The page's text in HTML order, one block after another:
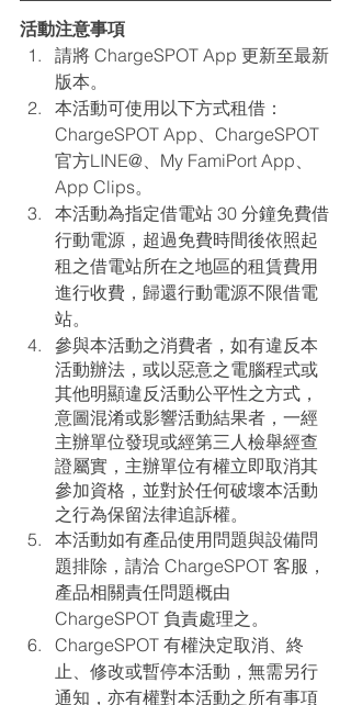
活動注意事項
請將 ChargeSPOT App 更新至最新
版本。
本活動可使用以下方式租借：
ChargeSPOT App、ChargeSPOT
官方LINE@、My FamiPort App、
App Clips。
本活動為指定借電站 30 分鐘免費借
行動電源，超過免費時間後依照起
租之借電站所在之地區的租賃費用
進行收費，歸還行動電源不限借電
站。
參與本活動之消費者，如有違反本
活動辦法，或以惡意之電腦程式或
其他明顯違反活動公平性之方式，
意圖混淆或影響活動結果者，一經
主辦單位發現或經第三人檢舉經查
證屬實，主辦單位有權立即取消其
參加資格，並對於任何破壞本活動
之行為保留法律追訴權。
本活動如有產品使用問題與設備問
題排除，請洽 ChargeSPOT 客服，
產品相關責任問題概由
ChargeSPOT 負責處理之。
ChargeSPOT 有權決定取消、終
止、修改或暫停本活動，無需另行
通知，亦有權對本活動之所有事項